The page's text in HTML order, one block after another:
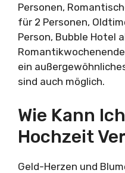
Personen,
für 2 Personen,
Person, Bubble Hotel
ein
sind auch möglich.
Wie Kann
Hochzeit
Geld-Herzen und